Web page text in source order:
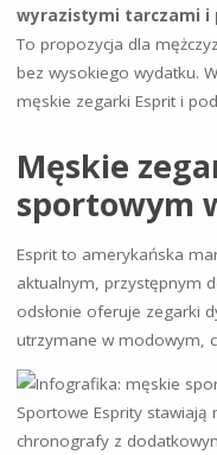
wyrazistymi tarczami i
To propozycja dla
bez wysokiego wydatku.
męskie zegarki Esprit i
Męskie
sportowym
Esprit to amerykańska
aktualnym, przystępnym
odsłonie oferuje zegarki
utrzymane w modowym,
Sportowe Esprity stawiają
chronografy z